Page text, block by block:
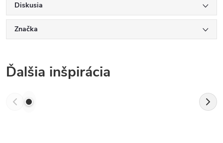
Diskusia
Značka
Ďalšia inšpirácia